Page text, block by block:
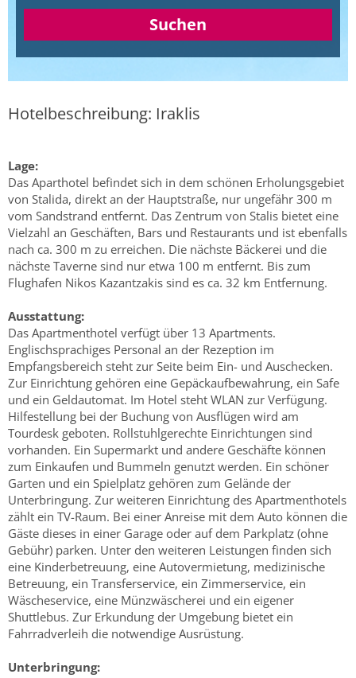
Suchen
Hotelbeschreibung: Iraklis
Lage:
Das Aparthotel befindet sich in dem schönen Erholungsgebiet
von Stalida, direkt an der Hauptstraße, nur ungefähr 300 m
vom Sandstrand entfernt. Das Zentrum von Stalis bietet eine
Vielzahl an Geschäften, Bars und Restaurants und ist ebenfalls
nach ca. 300 m zu erreichen. Die nächste Bäckerei und die
nächste Taverne sind nur etwa 100 m entfernt. Bis zum
Flughafen Nikos Kazantzakis sind es ca. 32 km Entfernung.
Ausstattung:
Das Apartmenthotel verfügt über 13 Apartments.
Englischsprachiges Personal an der Rezeption im
Empfangsbereich steht zur Seite beim Ein- und Auschecken.
Zur Einrichtung gehören eine Gepäckaufbewahrung, ein Safe
und ein Geldautomat. Im Hotel steht WLAN zur Verfügung.
Hilfestellung bei der Buchung von Ausflügen wird am
Tourdesk geboten. Rollstuhlgerechte Einrichtungen sind
vorhanden. Ein Supermarkt und andere Geschäfte können
zum Einkaufen und Bummeln genutzt werden. Ein schöner
Garten und ein Spielplatz gehören zum Gelände der
Unterbringung. Zur weiteren Einrichtung des Apartmenthotels
zählt ein TV-Raum. Bei einer Anreise mit dem Auto können die
Gäste dieses in einer Garage oder auf dem Parkplatz (ohne
Gebühr) parken. Unter den weiteren Leistungen finden sich
eine Kinderbetreuung, eine Autovermietung, medizinische
Betreuung, ein Transferservice, ein Zimmerservice, ein
Wäscheservice, eine Münzwäscherei und ein eigener
Shuttlebus. Zur Erkundung der Umgebung bietet ein
Fahrradverleih die notwendige Ausrüstung.
Unterbringung: